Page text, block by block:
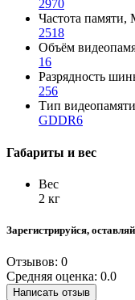
2970
Частота памяти,
2518
Объём
16
Разрядность
256
Тип видеопамяти
GDDR6
Габариты и вес
Вес
2 кг
Зарегистрируйся,
Отзывов: 0
Средняя оценка: 0.0
Написать отзыв